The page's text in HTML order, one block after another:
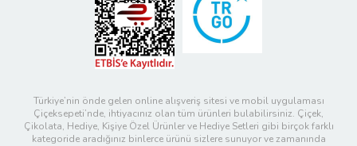
Türkiye’nin önde gelen online alışveriş sitesi ve mobil uygulaması
Çiçeksepeti’nde, ihtiyacınız olan tüm ürünleri bulabilirsiniz. Çiçek,
Çikolata, Hediye, Kişiye Özel Ürünler ve Hediye Setleri gibi birçok farklı
kategoride aradığınız binlerce ürünü sizlere sunuyor ve zamanında